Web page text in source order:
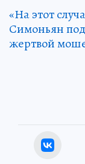
«На этот
Симоньян
жертвой